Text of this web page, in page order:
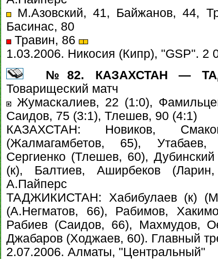
М.Азовский, 41, Байжанов, 44,
Басинас, 80
Травин, 86
1.03.2006. Никосия (Кипр), "GSP". 2
№82. КАЗАХСТАН —
Товарищеский матч
Жумаскалиев, 22 (1:0),
Саидов, 75 (3:1), Тлешев, 90 (4:1)
КАЗАХСТАН: Новиков,
(Жалмагамбетов, 65),
Сергиенко (Тлешев, 60),
(к), Балтиев, Аширбеков
А.Пайперс
ТАДЖИКИСТАН: Хабибулаев (к)
(А.Негматов, 66), Рабимов,
Рабиев (Саидов, 66), Махмудов,
Джабаров (Ходжаев, 60). Главный
2.07.2006. Алматы, "Центральный"